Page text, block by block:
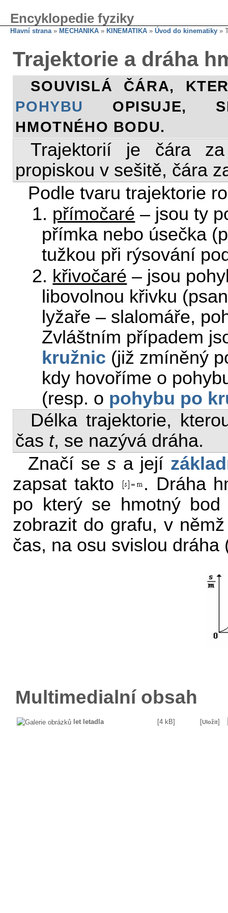
Encyklopedie fyziky
Hlavní strana» MECHANIKA » KINEMATIKA » Úvod do kinematiky »
Trajektorie a dráha
SOUVISLÁ ČÁRA,
POHYBU OPISUJE,
HMOTNÉHO BODU.
Trajektorií je čára
propiskou v sešitě, čára
Podle tvaru trajektorie
1. přímočaré – jsou ty
přímka nebo úsečka
tužkou při rýsování
2. křivočaré – jsou
libovolnou křivku
lyžaře – slalomáře,
Zvláštním případem
kružnic (již zmíněný
kdy hovoříme o
(resp. o pohybu po
Délka trajektorie,
čas t, se nazývá dráha.
Značí ses a její
zapsat takto
. Dráha
po který se hmotný bod
zobrazit do grafu, v
čas, na osu svislou dráha
Multimedialní obsah
let letadla [4 kB] [Uložit]